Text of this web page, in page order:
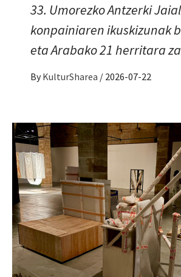
33. Umorezko Antzerki
konpainiaren ikuskizunak
eta Arabako 21 herritara
By KulturSharea / 2026-07-22